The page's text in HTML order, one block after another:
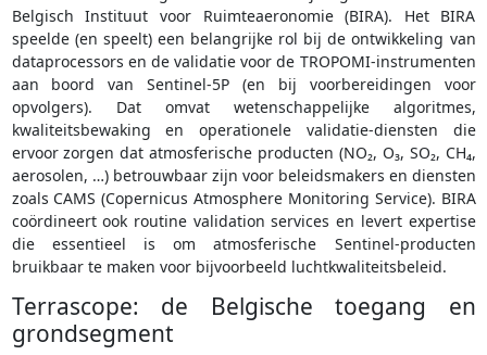
Belgisch Instituut voor Ruimteaeronomie (BIRA). Het BIRA
speelde (en speelt) een belangrijke rol bij de ontwikkeling van
dataprocessors en de validatie voor de TROPOMI-instrumenten
aan boord van Sentinel-5P (en bij voorbereidingen voor
opvolgers). Dat omvat wetenschappelijke algoritmes,
kwaliteitsbewaking en operationele validatie-diensten die
ervoor zorgen dat atmosferische producten (NO₂, O₃, SO₂, CH₄,
aerosolen, …) betrouwbaar zijn voor beleidsmakers en diensten
zoals CAMS (Copernicus Atmosphere Monitoring Service). BIRA
coördineert ook routine validation services en levert expertise
die essentieel is om atmosferische Sentinel-producten
bruikbaar te maken voor bijvoorbeeld luchtkwaliteitsbeleid.
Terrascope: de Belgische toegang en
grondsegment